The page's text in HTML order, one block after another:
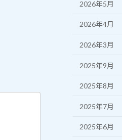
2026年5月
2026年4月
2026年3月
2025年9月
2025年8月
2025年7月
2025年6月